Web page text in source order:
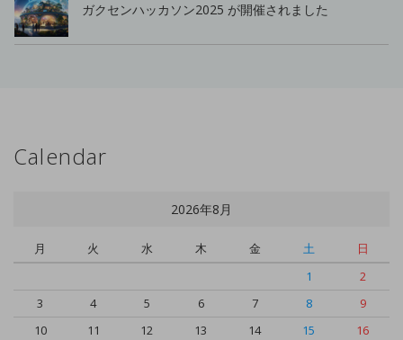
ガクセンハッカソン2025 が開催されました
Calendar
2026年8月
月 火 水 木 金 土
日
1
2
3
4 5 6 7 8
9
10
11 12 13 14 15
16